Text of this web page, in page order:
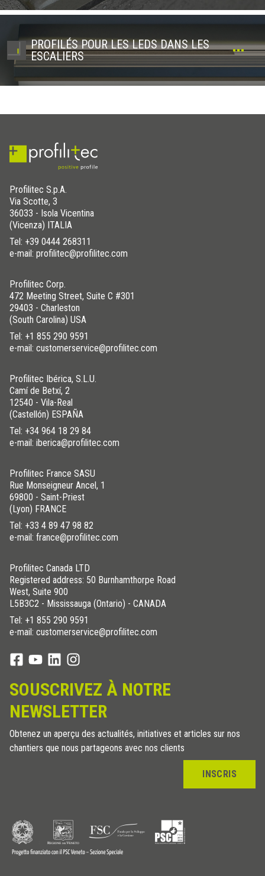
PROFILÉS POUR LES LEDS DANS LES
ESCALIERS
Profilitec S.p.A.
Via Scotte, 3
36033 - Isola Vicentina
(Vicenza) ITALIA
Tel: +39 0444 268311
e-mail: profilitec@profilitec.com
Profilitec Corp.
472 Meeting Street, Suite C #301
29403 - Charleston
(South Carolina) USA
Tel: +1 855 290 9591
e-mail: customerservice@profilitec.com
Profilitec Ibérica, S.L.U.
Camí de Betxí, 2
12540 - Vila-Real
(Castellón) ESPAÑA
Tel: +34 964 18 29 84
e-mail: iberica@profilitec.com
Profilitec France SASU
Rue Monseigneur Ancel, 1
69800 - Saint-Priest
(Lyon) FRANCE
Tel: +33 4 89 47 98 82
e-mail: france@profilitec.com
Profilitec Canada LTD
Registered address: 50 Burnhamthorpe Road
West, Suite 900
L5B3C2 - Mississauga (Ontario) - CANADA
Tel: +1 855 290 9591
e-mail: customerservice@profilitec.com
SOUSCRIVEZ À NOTRE
NEWSLETTER
Obtenez un aperçu des actualités, initiatives et articles sur nos
chantiers que nous partageons avec nos clients
INSCRIS